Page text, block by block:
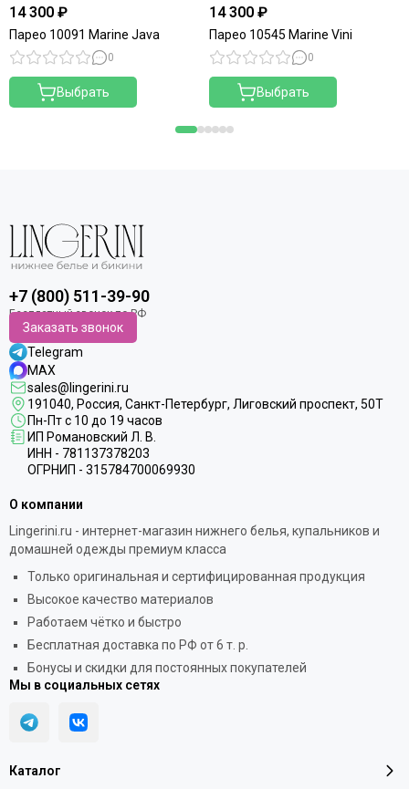
14 300 ₽
Парео 10091 Marine Java
0
Выбрать
14 300 ₽
Парео 10545 Marine Vini
0
Выбрать
+7 (800) 511-39-90
Заказать звонок
Telegram
MAX
sales@lingerini.ru
191040, Россия, Санкт-Петербург, Лиговский проспект, 50Т
Пн-Пт с 10 до 19 часов
ИП Романовский Л. В.
ИНН - 781137378203
ОГРНИП - 315784700069930
Каталог
О компании
Lingerini.ru - интернет-магазин нижнего белья, купальников и
домашней одежды премиум класса
Только оригинальная и сертифицированная продукция
Высокое качество материалов
Работаем чётко и быстро
Бесплатная доставка по РФ от 6 т. р.
Бонусы и скидки для постоянных покупателей
Мы в социальных сетях